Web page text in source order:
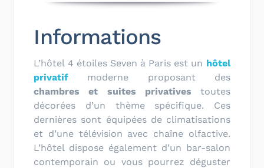
Informations
L’hôtel 4 étoiles Seven à Paris est un hôtel
privatif moderne proposant des
chambres et suites privatives toutes
décorées d’un thème spécifique. Ces
dernières sont équipées de climatisations
et d’une télévision avec chaîne olfactive.
L’hôtel dispose également d’un bar-salon
contemporain ou vous pourrez déguster